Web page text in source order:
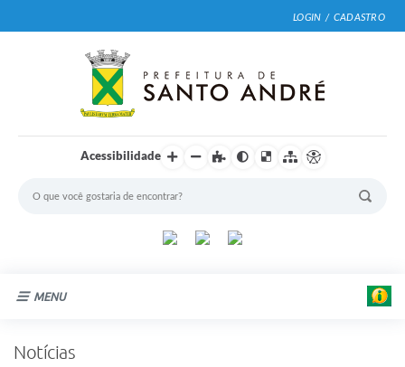
LOGIN / CADASTRO
Acessibilidade
MENU
Notícias